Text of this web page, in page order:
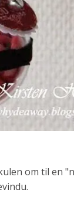
om til en